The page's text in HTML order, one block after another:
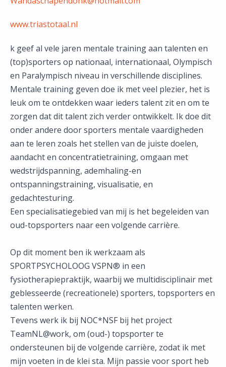
www.triastotaal.nl
k geef al vele jaren mentale training aan talenten en
(top)sporters op nationaal, internationaal, Olympisch
en Paralympisch niveau in verschillende disciplines.
Mentale training geven doe ik met veel plezier, het is
leuk om te ontdekken waar ieders talent zit en om te
zorgen dat dit talent zich verder ontwikkelt. Ik doe dit
onder andere door sporters mentale vaardigheden
aan te leren zoals het stellen van de juiste doelen,
aandacht en concentratietraining, omgaan met
wedstrijdspanning, ademhaling-en
ontspanningstraining, visualisatie, en
gedachtesturing.
Een specialisatiegebied van mij is het begeleiden van
oud-topsporters naar een volgende carrière.
Op dit moment ben ik werkzaam als
SPORTPSYCHOLOOG VSPN® in een
fysiotherapiepraktijk, waarbij we multidisciplinair met
geblesseerde (recreationele) sporters, topsporters en
talenten werken.
Tevens werk ik bij NOC*NSF bij het project
TeamNL@work, om (oud-) topsporter te
ondersteunen bij de volgende carrière, zodat ik met
mijn voeten in de klei sta. Mijn passie voor sport heb